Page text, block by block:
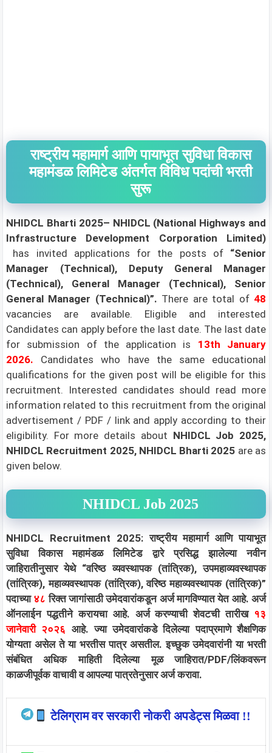
राष्ट्रीय महामार्ग आणि पायाभूत सुविधा विकास
महामंडळ लिमिटेड अंतर्गत विविध पदांची भरती
सुरू
NHIDCL Bharti 2025– NHIDCL (National Highways and
Infrastructure Development Corporation Limited)
has invited applications for the posts of “Senior
Manager (Technical), Deputy General Manager
(Technical), General Manager (Technical), Senior
General Manager (Technical)”. There are total of 48
vacancies are available. Eligible and interested
Candidates can apply before the last date. The last date
for submission of the application is 13th January
2026.
Candidates who have the same educational
qualifications for the given post will be eligible for this
recruitment. Interested candidates should read more
information related to this recruitment from the original
advertisement / PDF / link and apply according to their
eligibility. For more details about NHIDCL Job 2025,
NHIDCL Recruitment 2025, NHIDCL Bharti 2025 are as
given below.
NHIDCL Job 2025
NHIDCL Recruitment 2025: राष्ट्रीय महामार्ग आणि पायाभूत
सुविधा विकास महामंडळ लिमिटेड द्वारे प्रसिद्ध झालेल्या नवीन
जाहिरातीनुसार येथे “वरिष्ठ व्यवस्थापक (तांत्रिक), उपमहाव्यवस्थापक
(तांत्रिक), महाव्यवस्थापक (तांत्रिक), वरिष्ठ महाव्यवस्थापक (तांत्रिक)”
पदाच्या ४८रिक्त जागांसाठी उमेदवारांकडून अर्ज मागविण्यात येत आहे. अर्ज
ऑनलाईन पद्धतीने करायचा आहे. अर्ज करण्याची शेवटची तारीख १३
जानेवारी २०२६ आहे. ज्या उमेदवारांकडे दिलेल्या पदाप्रमाणे शैक्षणिक
योग्यता असेल ते या भरतीस पात्र असतील. इच्छुक उमेदवारांनी या भरती
संबंधित अधिक माहिती दिलेल्या मूळ जाहिरात/PDF/लिंकवरून
काळजीपूर्वक वाचावी व आपल्या पात्रतेनुसार अर्ज करावा.
टेलिग्राम वर सरकारी नोकरी अपडेट्स मिळवा !!